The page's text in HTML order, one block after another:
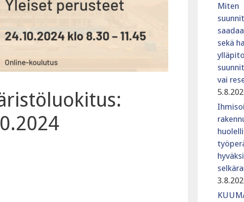
Miten
sekä
vai